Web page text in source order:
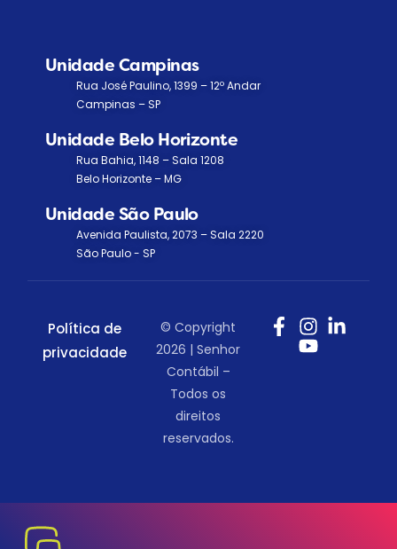
Unidade Campinas
Rua José Paulino, 1399 – 12º Andar
Campinas – SP
Unidade Belo Horizonte
Rua Bahia, 1148 – Sala 1208
Belo Horizonte – MG
Unidade São Paulo
Avenida Paulista, 2073 – Sala 2220
São Paulo - SP
Política de
privacidade
© Copyright
2026 | Senhor
Contábil –
Todos os
direitos
reservados.